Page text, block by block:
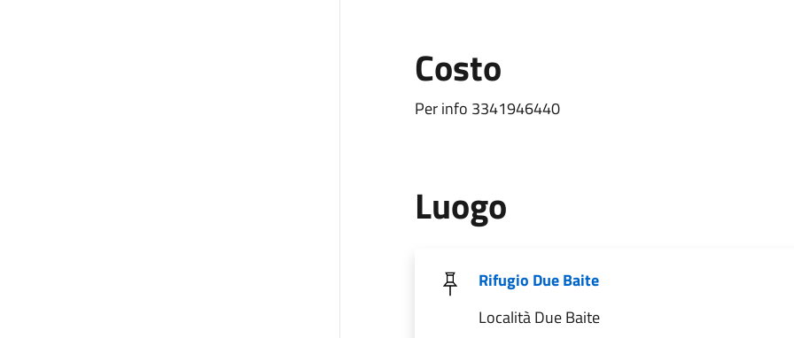
Costo
Per info 3341946440
Luogo
Rifugio Due Baite
Località Due Baite